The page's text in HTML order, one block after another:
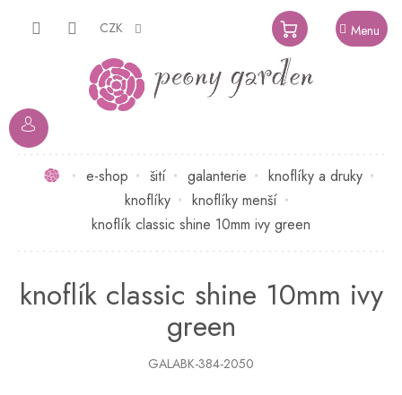
CZK
NÁKUPNÍ
KOŠÍK
Domůe-shop šití galanterie
knoflíky a druky
knoflíky
knoflíky menší
knoflík classic shine 10mm ivy green
knoflík classic shine 10mm ivy
green
GALABK-384-2050